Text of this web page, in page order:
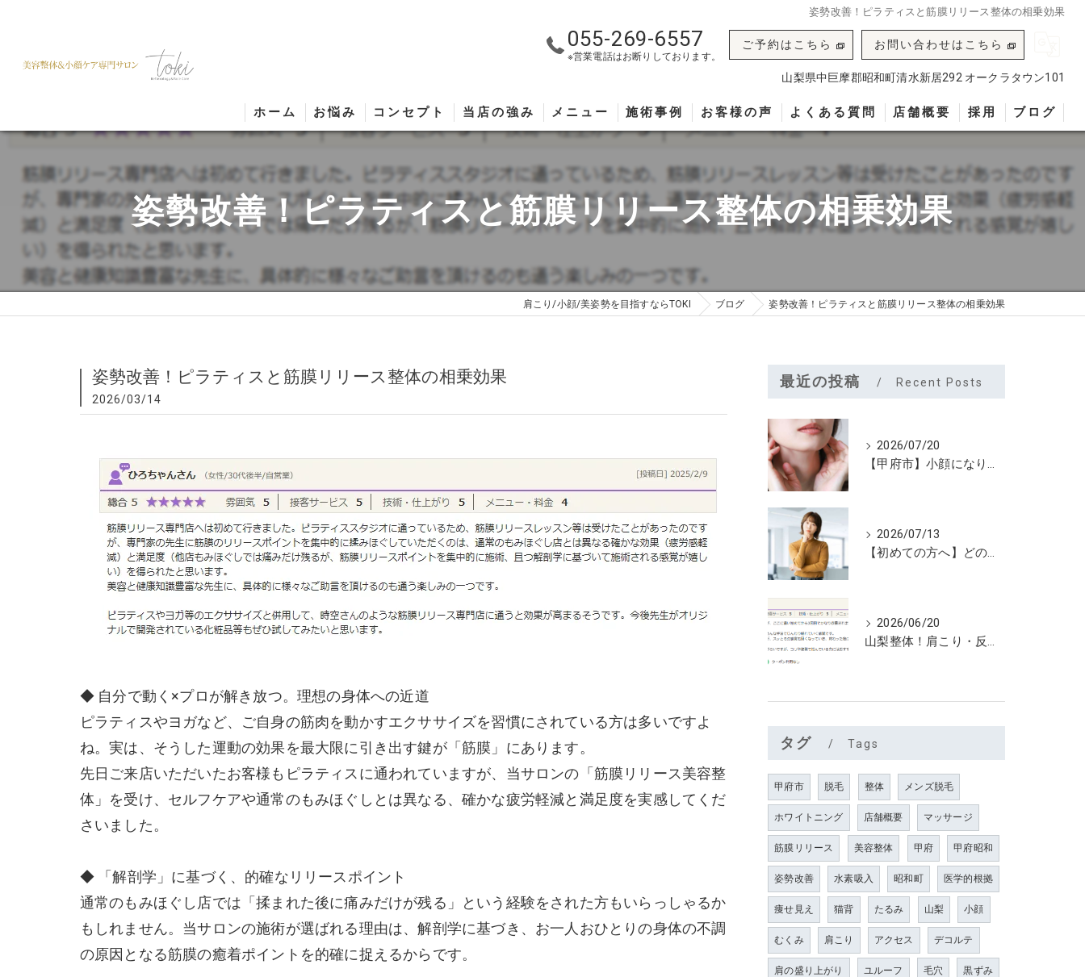
姿勢改善！ピラティスと筋膜リリース整体の相乗効果
055-269-6557
※営業電話はお断りしております。
ご予約はこちら お問い合わせはこちら
山梨県中巨摩郡昭和町清水新居292 オークラタウン101
ホーム お悩み コンセプト 当店の強み メニュー 施術事例 お客様の声 よくある質問 店舗概要 採用 ブログ
姿勢改善！ピラティスと筋膜リリース整体の相乗効果
肩こり/小顔/美姿勢を目指すならTOKI ブログ 姿勢改善！ピラティスと筋膜リリース整体の相乗効果
姿勢改善！ピラティスと筋膜リリース整体の相乗効果
2026/03/14
◆ 自分で動く×プロが解き放つ。理想の身体への近道
ピラティスやヨガなど、ご自身の筋肉を動かすエクササイズを習慣にされている方は多いですよ
ね。実は、そうした運動の効果を最大限に引き出す鍵が「筋膜」にあります。
先日ご来店いただいたお客様もピラティスに通われていますが、当サロンの「筋膜リリース美容整
体」を受け、セルフケアや通常のもみほぐしとは異なる、確かな疲労軽減と満足度を実感してくだ
さいました。
◆ 「解剖学」に基づく、的確なリリースポイント
通常のもみほぐし店では「揉まれた後に痛みだけが残る」という経験をされた方もいらっしゃるか
もしれません。当サロンの施術が選ばれる理由は、解剖学に基づき、お一人おひとりの身体の不調
の原因となる筋膜の癒着ポイントを的確に捉えるからです。
最近の投稿 Recent Posts
2026/07/20
【甲府市】小顔になりたいなら夏こそユルーフがおすすめ！たるみケアは早めが大切
2026/07/13
【初めての方へ】どのメニューを選べばいいのか迷っていませんか？
2026/06/20
山梨整体！肩こり・反り腰が3回で劇的改善…ゴリゴリ揉まない最新筋膜整体
タグ Tags
甲府市 脱毛 整体 メンズ脱毛
ホワイトニング 店舗概要 マッサージ
筋膜リリース 美容整体 甲府 甲府昭和
姿勢改善 水素吸入 昭和町 医学的根拠
痩せ見え 猫背 たるみ 山梨 小顔
むくみ 肩こり アクセス デコルテ
肩の盛り上がり ユルーフ 毛穴 黒ずみ